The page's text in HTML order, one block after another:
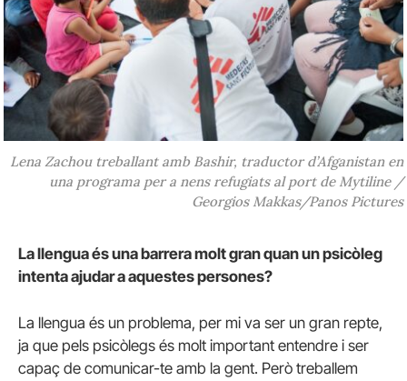
Lena Zachou treballant amb Bashir, traductor d’Afganistan en
una programa per a nens refugiats al port de Mytiline /
Georgios Makkas/Panos Pictures
La llengua és una barrera molt gran quan un psicòleg
intenta ajudar a aquestes persones?
La llengua és un problema, per mi va ser un gran repte,
ja que pels psicòlegs és molt important entendre i ser
capaç de comunicar-te amb la gent. Però treballem